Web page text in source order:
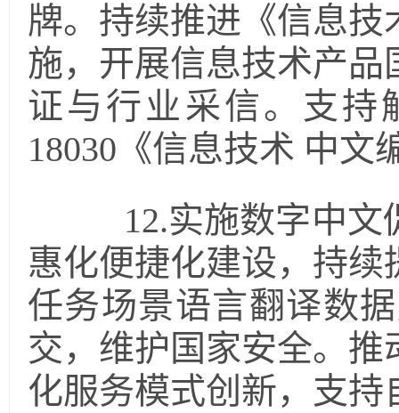
牌。持续推进《信息
施，开展信息技术产
证与行业采信。支持
18030《信息技术 中文
12.实施数字中文
惠化便捷化建设，持
任务场景语言翻译数
交，维护国家安全。
化服务模式创新，支